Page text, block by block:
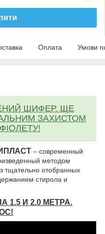
Оплата Умови
ШИФЕР. ЩЕ
ЗАХИСТОМ
– современный
методом
тщательно отобранных
стирола и
1.5 И 2.0 МЕТРА.